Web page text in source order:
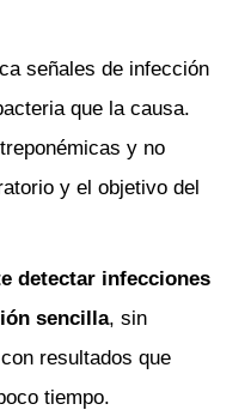
señales de infección
que la causa.
y no
y el objetivo del
detectar infecciones
sencilla, sin
resultados que
tiempo.